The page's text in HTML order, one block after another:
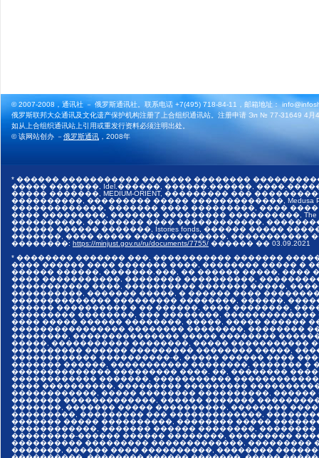
© 2007-2008，通讯社 － 俄罗斯通讯社。联系电话 +7(495) 718-84-11，邮箱地址：
俄罗斯联邦大众通讯及文化遗产保护机构注册了上合组织通讯站。注册申请 Эл № 77-31649 4月
如从上合组织通讯站上引用或重发行资料必须注明出处。
© 该网站创办 －俄罗斯通讯 ，2008年
* ������ ����������� ������� ��������
����� �������, Idel.������, ������.������,
����� �������, MEDIUM-ORIENT, ��������� ���
����������, ��������� ����� �������������, Medusa
�������������, ������� ���� ���������, ����
���� ���������, ������� ��������� ����������,
����������, �������� ���� ������������,
������ ������ �������, Istories fonds, ������ �����
�������, ���� ����� �������������, �����������
��������: https://minjust.gov.ru/ru/documents/7755/ ������ �� 03.09.2021
* �������� ������� ���, ����������� �������
���� ������ ���� ������� ����, �������� ����� �
������ ������, �������.���, �� ������ �����,
���� �����������, �������� ����������,
����������� ����, ���������� ������� �����,
����������, ������� �����, � ������ ����
�������������� ��������� ��������, ������,
������ ���������� � �� ������, ���� ��������,
��������� ��������, ��� ��������,
���� ����� ������ ��������, �����, ����� ������
���������������� �������� ��������, ��������
��������, ��������������� ����� ��������
�����, ����������� ��������, ����� �����������
���������� ������ ��������� �������� �����,
������������ ����������-�, ����� ������ ����
������� ������, ����������� ��������, �������
�������������� ��������� ����. ��, ��������
������������ �������, �����������
���� ����������, ��������� ���������
������������, ����� �������� ����������,
������� �������������, ������ �������
�������, ������� ����� ����������, ��������
���������, ��������� ��� �������������,
������� ����� ����������, �������� �����
������������, ������� ������ ��������,
���������-������ ������ ��������, ���������
���������� ��������� �������������, ���������
�������, ������ ���� ����������, ��������